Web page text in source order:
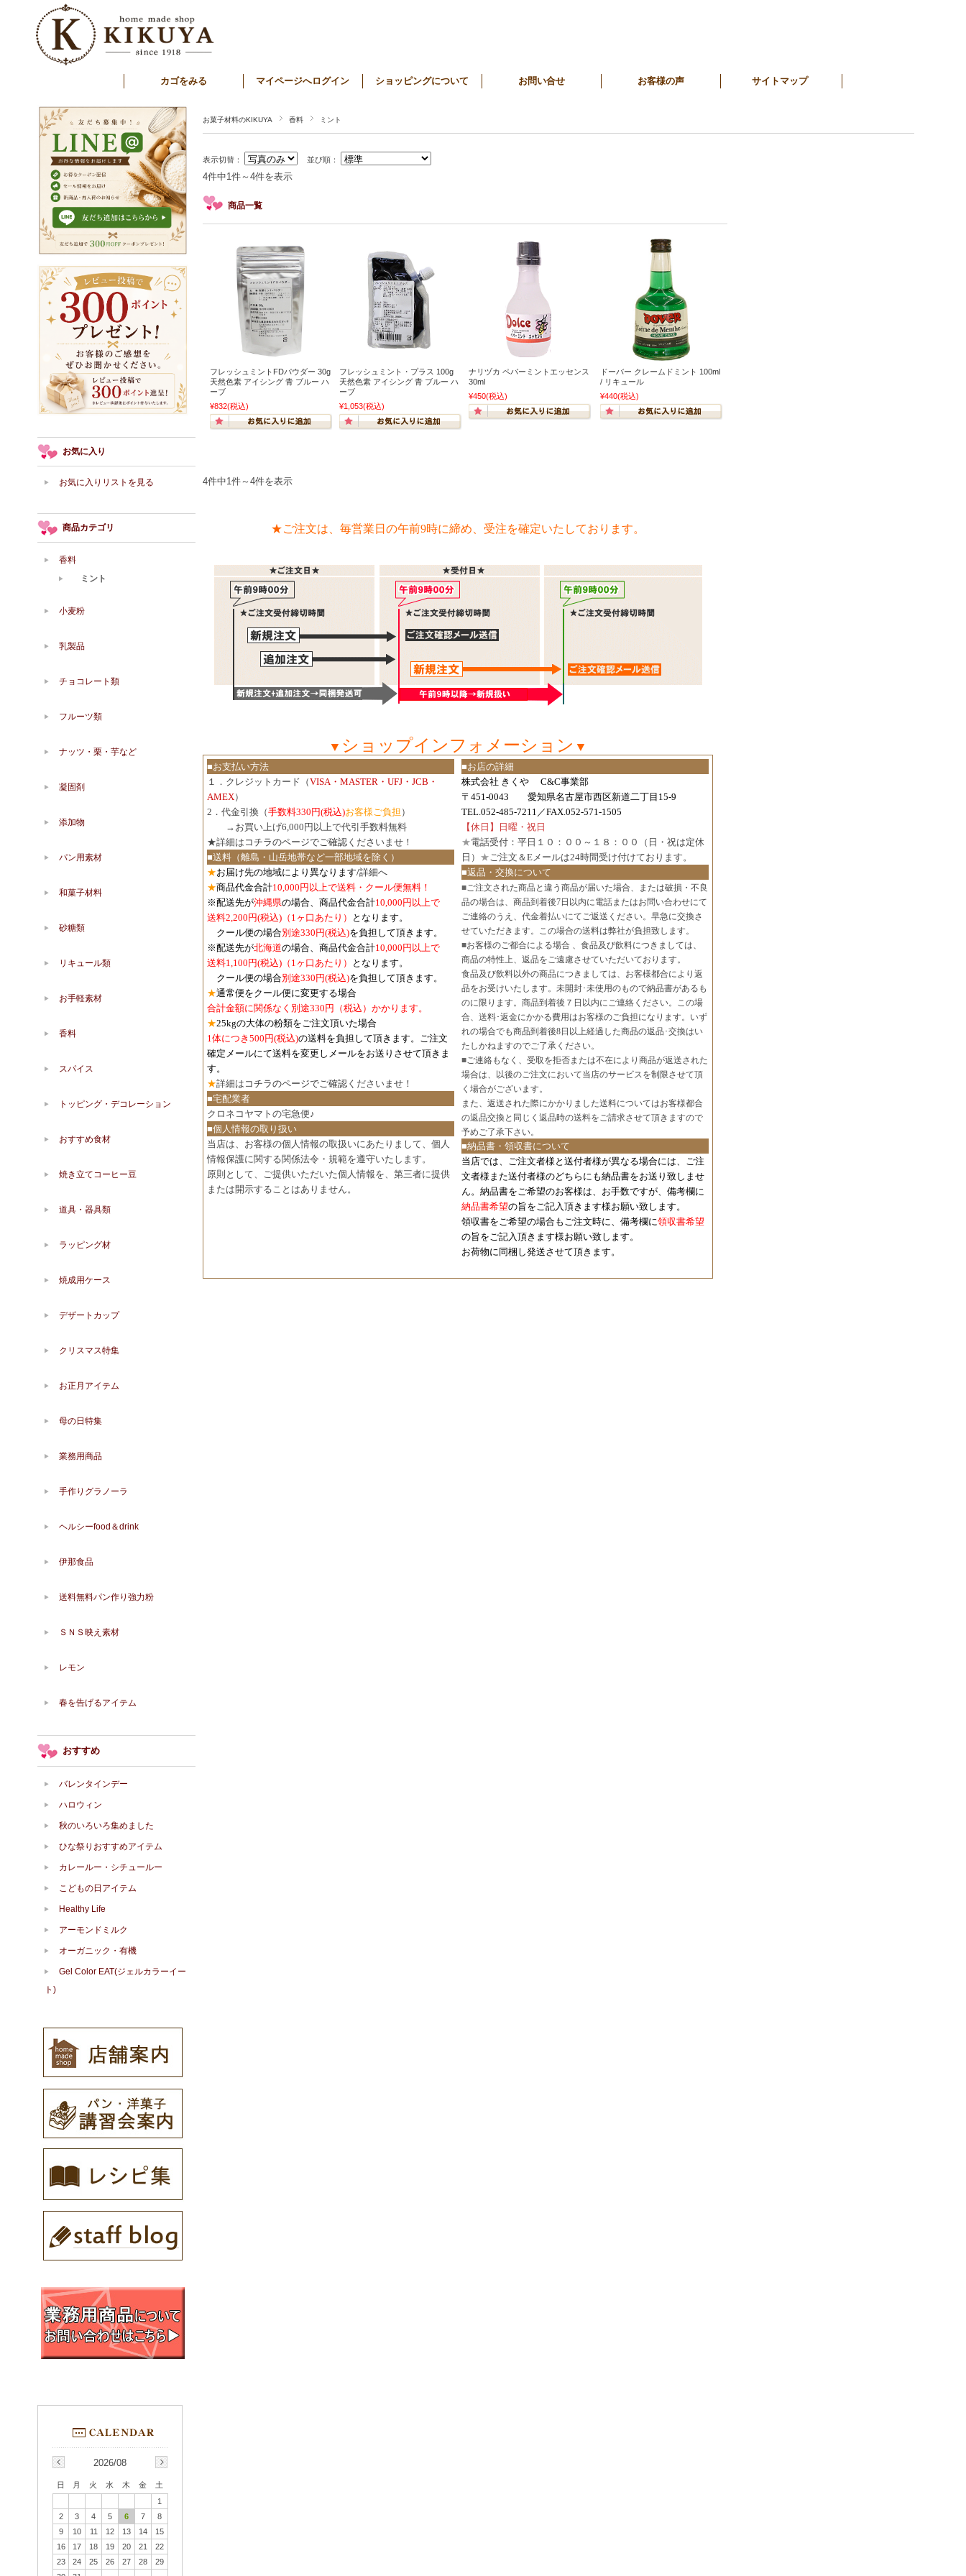
カゴをみる マイページへログイン ショッピングについて お問い合せ お客様の声 サイトマップ
お菓子材料のKIKUYA 香料 ミント
表示切替： 並び順：
4件中1件～4件を表示
商品一覧
フレッシュミントFDパウダー 30g
天然色素 アイシング 青 ブルー ハ
ーブ
¥832(税込)
フレッシュミント・プラス 100g
天然色素 アイシング 青 ブルー ハ
ーブ
¥1,053(税込)
ナリヅカ ペパーミントエッセンス
30ml
¥450(税込)
ドーバー クレームドミント 100ml
/ リキュール
¥440(税込)
4件中1件～4件を表示
★ご注文は、毎営業日の午前9時に締め、受注を確定いたしております。
▼ ショップインフォメーション ▼
■お支払い方法
１．クレジットカード（VISA・MASTER・UFJ・JCB・
AMEX）
2．代金引換（手数料330円(税込)お客様ご負担 ）
→お買い上げ6,000円以上で代引手数料無料
★詳細は コチラのページでご確認 くださいませ！
■送料（離島・山岳地帯など一部地域を除く）
★お届け先の地域により異なります/詳細へ
★商品代金合計10,000円以上で送料・クール便無料！
※配送先が沖縄県の場合、商品代金合計10,000円以上で
送料2,200円(税込)（1ヶ口あたり）
となります。
クール便の場合別途330円(税込)を負担して頂きます。
※配送先が北海道の場合、商品代金合計10,000円以上で
送料1,100円(税込) （1ヶ口あたり）
となります。
クール便の場合別途330円(税込)を負担して頂きます。
★通常便をクール便に変更する場合
合計金額に関係なく別途330円（税込）かかります。
★25kgの大体の粉類をご注文頂いた場合
1体につき500円(税込)の送料を負担して頂きます。ご注文
確定メールにて送料を変更しメールをお送りさせて頂きま
す。
★詳細は コチラのページでご確認 くださいませ！
■宅配業者
クロネコヤマトの宅急便♪
■個人情報の取り扱い
当店は、お客様の個人情報の取扱いにあたりまして、個人
情報保護に関する関係法令・規範を遵守いたします。
原則として、ご提供いただいた個人情報を、第三者に提供
または開示することはありません。
■お店の詳細
株式会社 きくや C&C事業部
〒451-0043 愛知県名古屋市西区新道二丁目15-9
TEL.052-485-7211／FAX.052-571-1505
【休日】日曜・祝日
★電話受付：平日１０：００～１８：００（日・祝は定休
日） ★ご注文＆Eメールは24時間受け付けております。
■返品・交換について
■ご注文された商品と違う商品が届いた場合、または破損・不良
品の場合は、商品到着後7日以内に電話またはお問い合わせにて
ご連絡のうえ、代金着払いにてご返送ください。早急に交換さ
せていただきます。この場合の送料は弊社が負担致します。
■お客様のご都合による場合 、食品及び飲料につきましては、
商品の特性上、返品をご遠慮させていただいております。
食品及び飲料以外の商品につきましては、お客様都合により返
品をお受けいたします。未開封･未使用のもので納品書があるも
のに限ります。商品到着後７日以内にご連絡ください。この場
合、送料･返金にかかる費用はお客様のご負担になります。いず
れの場合でも商品到着後8日以上経過した商品の返品･交換はい
たしかねますのでご了承ください。
■ご連絡もなく、受取を拒否または不在により商品が返送された
場合は、以後のご注文において当店のサービスを制限させて頂
く場合がございます。
また、返送された際にかかりました送料についてはお客様都合
の返品交換と同じく返品時の送料をご請求させて頂きますので
予めご了承下さい。
■納品書・領収書について
当店では、ご注文者様と送付者様が異なる場合には、 ご注
文者様また送付者様のどちらにも納品書をお送り致しませ
ん。納品書をご希望のお客様は、お手数ですが、備考欄に
納品書希望の旨をご記入頂きます様お願い致します。
領収書をご希望の場合もご注文時に、備考欄に領収書希望
の旨をご記入頂きます様お願い致します。
お荷物に同梱し発送させて頂きます。
お気に入り
お気に入りリストを見る
商品カテゴリ
香料
ミント
小麦粉
乳製品
チョコレート類
フルーツ類
ナッツ・栗・芋など
凝固剤
添加物
パン用素材
和菓子材料
砂糖類
リキュール類
お手軽素材
香料
スパイス
トッピング・デコレーション
おすすめ食材
焼き立てコーヒー豆
道具・器具類
ラッピング材
焼成用ケース
デザートカップ
クリスマス特集
お正月アイテム
母の日特集
業務用商品
手作りグラノーラ
ヘルシーfood＆drink
伊那食品
送料無料パン作り強力粉
ＳＮＳ映え素材
レモン
春を告げるアイテム
おすすめ
バレンタインデー
ハロウィン
秋のいろいろ集めました
ひな祭りおすすめアイテム
カレールー・シチュールー
こどもの日アイテム
Healthy Life
アーモンドミルク
オーガニック・有機
Gel Color EAT(ジェルカラーイー
ト)
2026/08
日 月 火 水 木 金
土
1
2
3 4 5 6 7
8
9
10 11 12 13 14
15
16
17 18 19 20 21
22
23
24 25 26 27 28
29